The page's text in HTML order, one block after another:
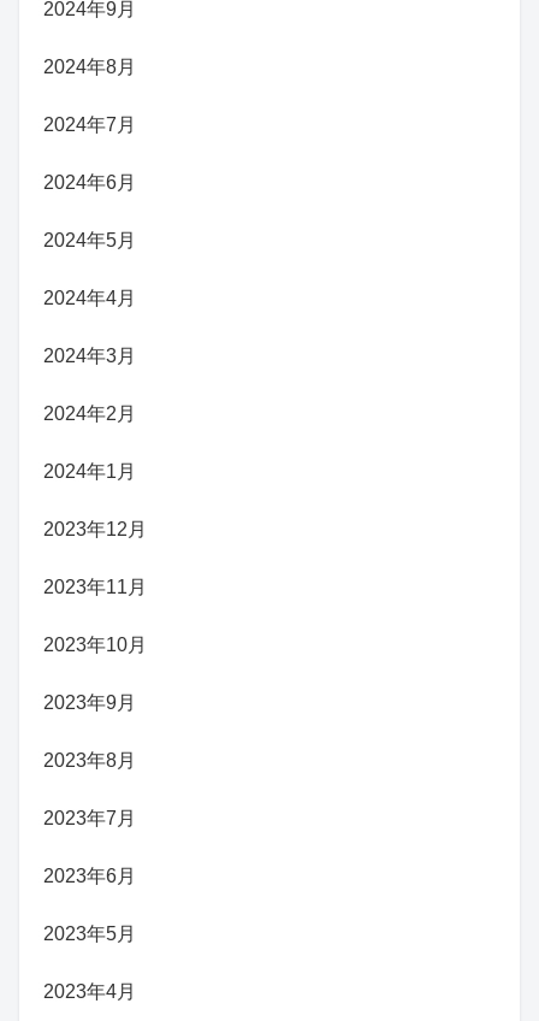
2024年9月
2024年8月
2024年7月
2024年6月
2024年5月
2024年4月
2024年3月
2024年2月
2024年1月
2023年12月
2023年11月
2023年10月
2023年9月
2023年8月
2023年7月
2023年6月
2023年5月
2023年4月